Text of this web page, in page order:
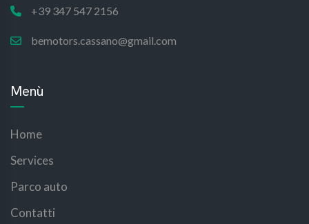
+39 347 547 2156
bemotors.cassano@gmail.com
Menù
Home
Services
Parco auto
Contatti